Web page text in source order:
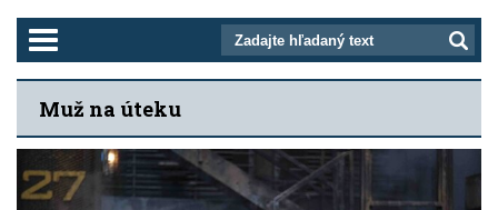
prepnut_navigaciu
Muž na úteku